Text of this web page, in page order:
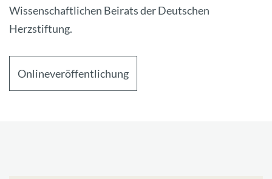
Wissenschaftlichen Beirats der Deutschen
Herzstiftung.
Onlineveröffentlichung